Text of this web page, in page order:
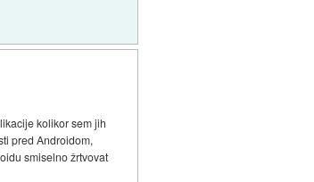
kolikor sem jih
pred Androidom,
smiselno žrtvovat